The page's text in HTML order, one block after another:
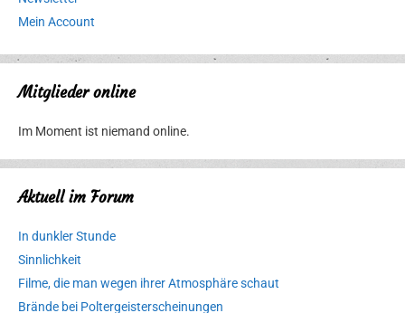
Mein Account
Mitglieder online
Im Moment ist niemand online.
Aktuell im Forum
In dunkler Stunde
Sinnlichkeit
Filme, die man wegen ihrer Atmosphäre schaut
Brände bei Poltergeisterscheinungen